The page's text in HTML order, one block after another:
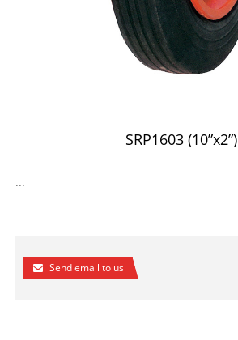
SRP1603 (10”x2”)
...
Send email to us